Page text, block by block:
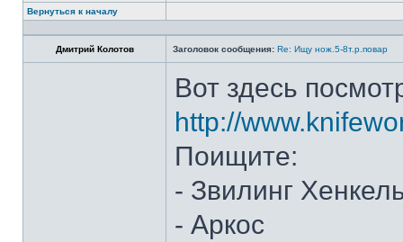
Вернуться к началу
Дмитрий Колотов Заголовок сообщения: Re: Ищу нож.5-8т.р.повар
Вот здесь
http://
Поищите:
- Звилинг
- Аркос